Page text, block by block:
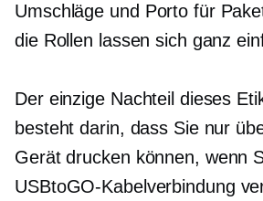
Umschläge und Porto für
die Rollen lassen sich ganz
Der einzige Nachteil dieses
besteht darin, dass Sie nur
Gerät drucken können, wenn
USBtoGO-Kabelverbindung